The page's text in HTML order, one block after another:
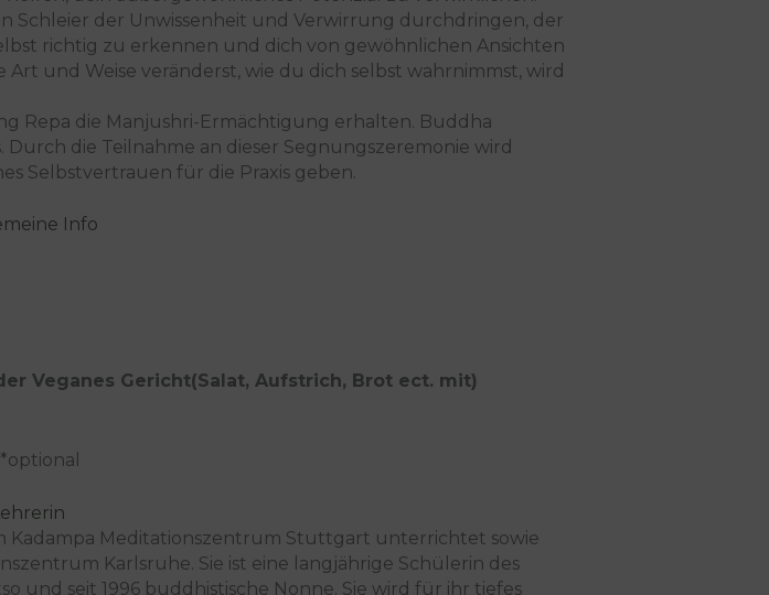
Schleier der Unwissenheit und Verwirrung durchdringen, der
richtig zu erkennen und dich von gewöhnlichen Ansichten
und Weise veränderst, wie du dich selbst wahrnimmst, wird
Repa die Manjushri-Ermächtigung erhalten. Buddha
die Teilnahme an dieser Segnungszeremonie wird
Selbstvertrauen für die Praxis geben.
Info
Veganes Gericht(Salat, Aufstrich, Brot ect. mit)
Kadampa Meditationszentrum Stuttgart unterrichtet sowie
Karlsruhe. Sie ist eine langjährige Schülerin des
und seit 1996 buddhistische Nonne. Sie wird für ihr tiefes